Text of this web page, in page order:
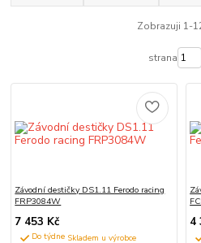
Zobrazuji 1-
strana
Závodní destičky DS1.11 Ferodo racing
FRP3084W
7 453 Kč
Do týdne
4